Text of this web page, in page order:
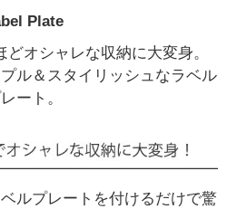
Plate
オシャレな収納に大変身。
ル＆スタイリッシュなラベル
ート。
ルプレートを付けるだけで驚